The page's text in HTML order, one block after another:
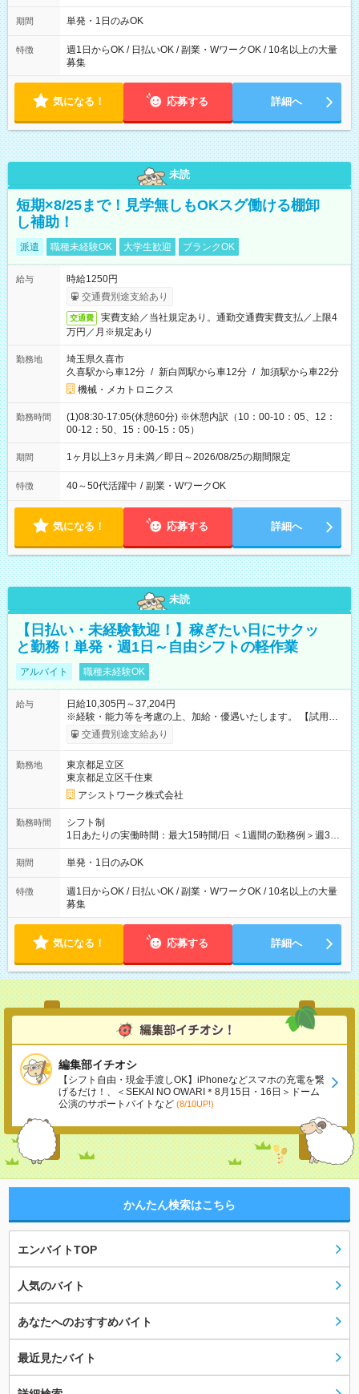
勤務 勤務：月・水・金 休み：火・木・土・日 好きな時にお仕事
可能です！ ※1日あたりの最大実働時間は日勤、夜勤共に勤務し
期間 単発・1日のみOK
特徴
週1日からOK / 日払いOK / 副業・WワークOK / 10名以上の大量
募集
気になる！ 応募する 詳細へ
未読
短期×8/25まで！見学無しもOKスグ働ける棚卸
し補助！
派遣 職種未経験OK 大学生歓迎 ブランクOK
給与
時給1250円
交通費別途支給あり
交通費
実費支給／当社規定あり。通勤交通費実費支払／上限4
万円／月※規定あり
勤務地
埼玉県久喜市
久喜駅から車12分 / 新白岡駅から車12分 / 加須駅から車22分
機械・メカトロニクス
勤務時間
(1)08:30-17:05(休憩60分) ※休憩内訳（10：00-10：05、12：
00-12：50、15：00-15：05）
期間 1ヶ月以上3ヶ月未満／即日～2026/08/25の期間限定
特徴 40～50代活躍中 / 副業・WワークOK
気になる！ 応募する 詳細へ
未読
【日払い・未経験歓迎！】稼ぎたい日にサクッ
と勤務！単発・週1日～自由シフトの軽作業
アルバイト 職種未経験OK
給与
日給10,305円～37,204円
※経験・能力等を考慮の上、加給・優遇いたします。 【試用期
間】試用期間なし
交通費別途支給あり
勤務地
東京都足立区
東京都足立区千住東
アシストワーク株式会社
勤務時間
シフト制
1日あたりの実働時間：最大15時間/日 ＜1週間の勤務例＞週3回
勤務 勤務：月・水・金 休み：火・木・土・日 好きな時にお仕事
可能です！ ※1日あたりの最大実働時間は日勤、夜勤共に勤務し
期間 単発・1日のみOK
特徴
週1日からOK / 日払いOK / 副業・WワークOK / 10名以上の大量
募集
気になる！ 応募する 詳細へ
編集部イチオシ
【シフト自由・現金手渡しOK】iPhoneなどスマホの充電を繋
げるだけ！、＜SEKAI NO OWARI＊8月15日・16日＞ドーム
公演のサポートバイトなど (8/10UP!)
かんたん検索はこちら
エンバイトTOP
人気のバイト
あなたへのおすすめバイト
最近見たバイト